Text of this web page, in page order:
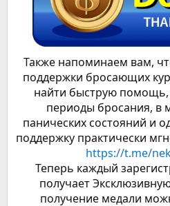
Также напоминаем вам,
поддержки бросающих
найти быструю
периоды бросания, в
панических состояний и
поддержку практически
https://t.me/
Теперь каждый
получает
получение медали